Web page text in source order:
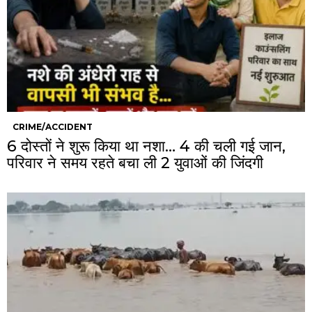
CRIME/ACCIDENT
6 दोस्तों ने शुरू किया था नशा… 4 की चली गई जान,
परिवार ने समय रहते बचा ली 2 युवाओं की जिंदगी